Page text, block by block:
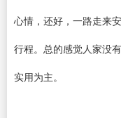
心情，还好，一路走来
行程。总的感觉人家没
实用为主。